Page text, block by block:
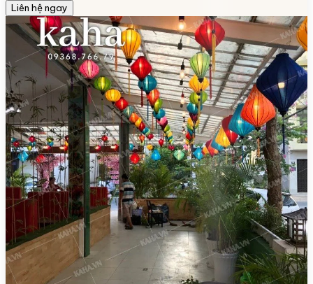
Liên hệ ngay